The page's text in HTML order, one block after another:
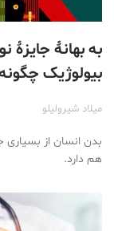
به بهانۀ
بیولوژیک
میلاد شیرولیلو
بدن انسان از
هم دارد.